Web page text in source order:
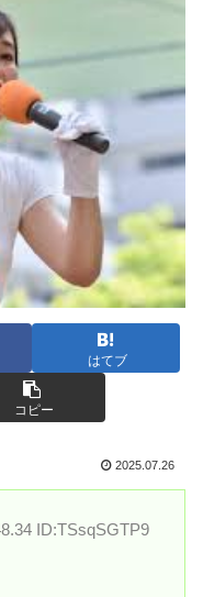
はてブ
コピー
2025.07.26
ID:TSsqSGTP9